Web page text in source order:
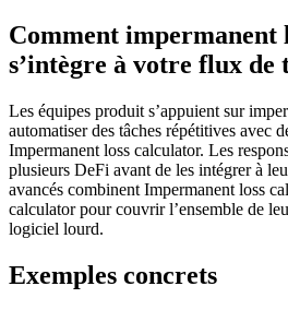
Comment impermanent
s’intègre à votre flux de
Les équipes produit s’appuient sur
automatiser des tâches répétitives avec
Impermanent loss calculator. Les
plusieurs DeFi avant de les intégrer à
avancés combinent Impermanent loss
calculator pour couvrir l’ensemble de
logiciel lourd.
Exemples concrets